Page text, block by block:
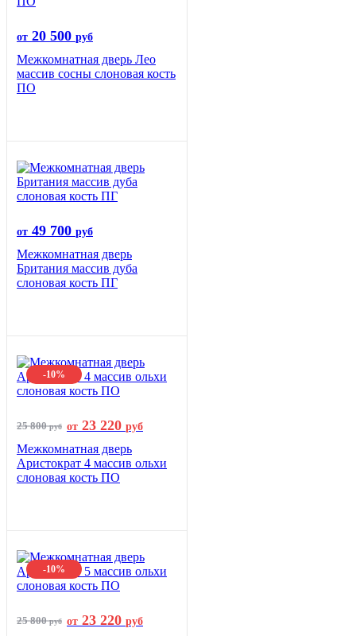
от 20 500 руб
Межкомнатная дверь Лео
массив сосны слоновая кость
ПО
от 49 700 руб
Межкомнатная дверь
Британия массив дуба
слоновая кость ПГ
-10%
25 800руб от 23 220 руб
Межкомнатная дверь
Аристократ 4 массив ольхи
слоновая кость ПО
-10%
25 800руб от 23 220 руб